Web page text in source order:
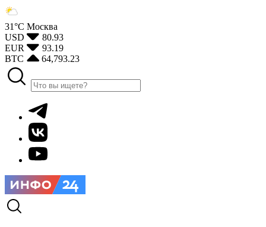
31°С Москва
USD
80.93
EUR
93.19
BTC
64,793.23